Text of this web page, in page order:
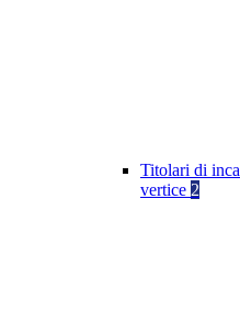
Titolari di
vertice 2